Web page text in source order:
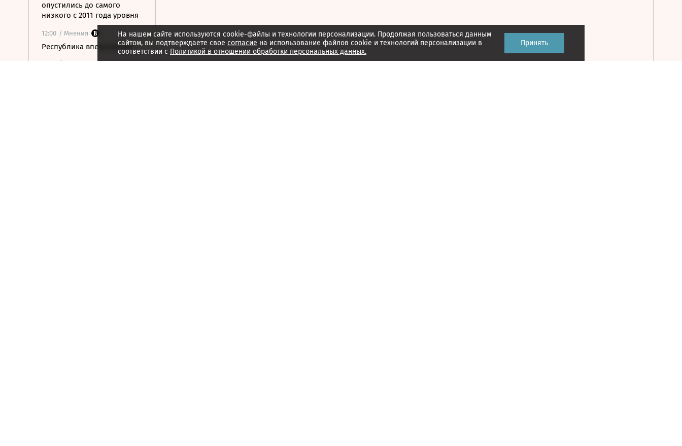
опустились до самого
низкого с 2011 года уровня
12:00 / Мнения
Республика впечатлений
/
На нашем сайте используются cookie-файлы и технологии персонализации. Продолжая пользоваться данным
сайтом, вы подтверждаете свое согласие на использование файлов cookie и технологий персонализации в
соответствии с Политикой в отношении обработки персональных данных.
Принять